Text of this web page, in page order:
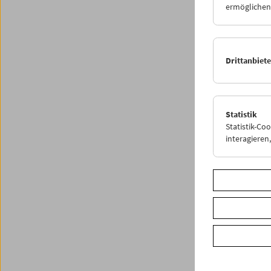
<
Share
Statistik
Statistik-